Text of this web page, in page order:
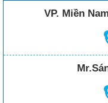
VP. Miền